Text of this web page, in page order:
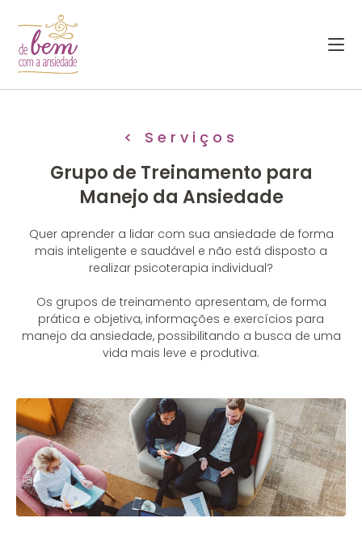
< Serviços
Grupo de Treinamento para
Manejo da Ansiedade
Quer aprender a lidar com sua ansiedade de forma
mais inteligente e saudável e não está disposto a
realizar psicoterapia individual?
Os grupos de treinamento apresentam, de forma
prática e objetiva, informações e exercícios para
manejo da ansiedade, possibilitando a busca de uma
vida mais leve e produtiva.